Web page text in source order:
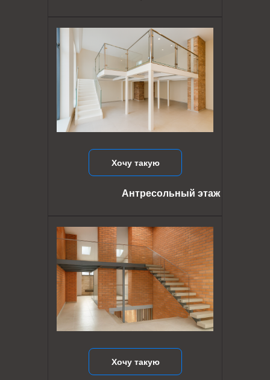
Хочу такую
Хочу такую
Антресольный этаж